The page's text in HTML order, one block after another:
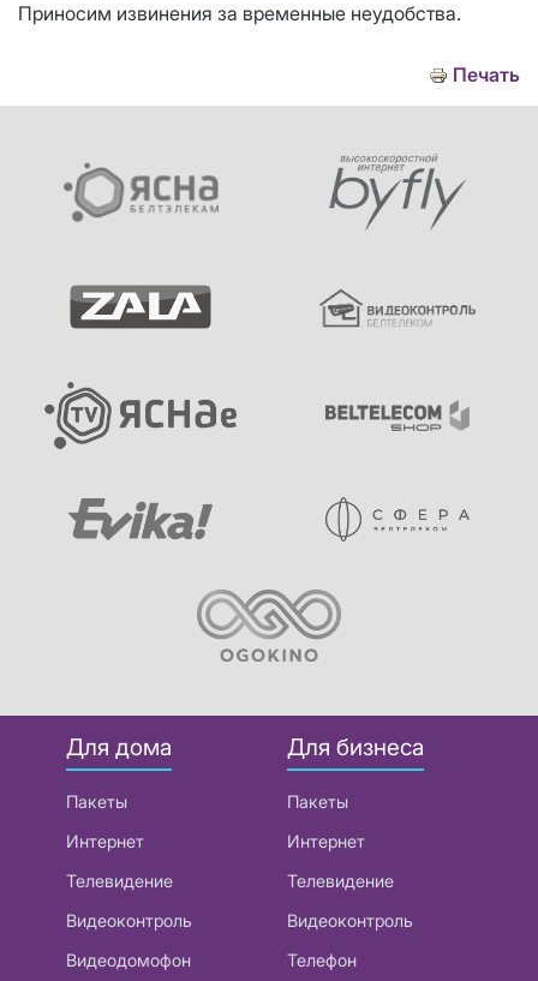
Приносим извинения за временные неудобства.
Печать
Для дома
Пакеты
Интернет
Телевидение
Видеоконтроль
Видеодомофон
Для бизнеса
Пакеты
Интернет
Телевидение
Видеоконтроль
Телефон